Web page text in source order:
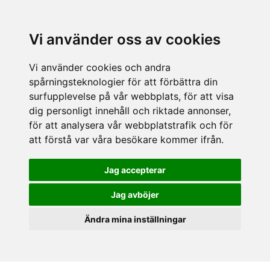
Vi använder oss av cookies
Vi använder cookies och andra
spårningsteknologier för att förbättra din
surfupplevelse på vår webbplats, för att visa
dig personligt innehåll och riktade annonser,
för att analysera vår webbplatstrafik och för
att förstå var våra besökare kommer ifrån.
Jag accepterar
Jag avböjer
Ändra mina inställningar